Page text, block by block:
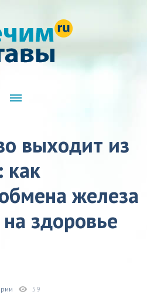
выходит из
как
железа
здоровье
59